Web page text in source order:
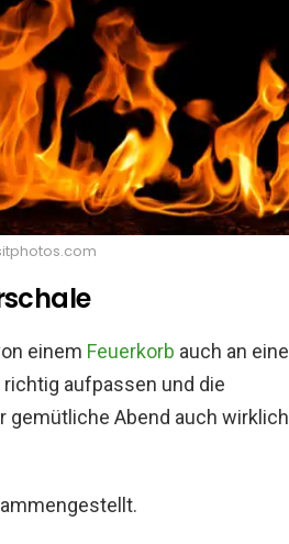
einem Feuerkorb auch an eine
aufpassen und die
gemütliche Abend auch wirklich